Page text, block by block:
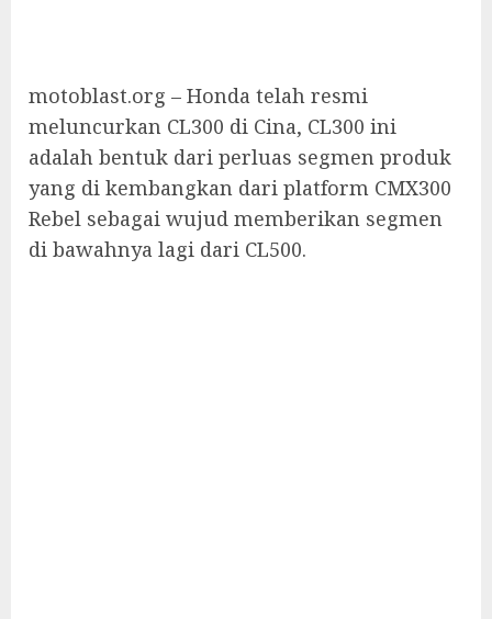
motoblast.org – Honda telah resmi
meluncurkan CL300 di Cina, CL300 ini
adalah bentuk dari perluas segmen produk
yang di kembangkan dari platform CMX300
Rebel sebagai wujud memberikan segmen
di bawahnya lagi dari CL500.